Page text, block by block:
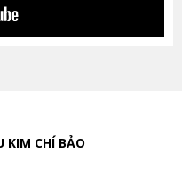
KIM CHÍ BẢO